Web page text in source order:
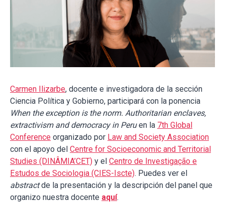
Carmen Ilizarbe, docente e investigadora de la sección
Ciencia Política y Gobierno, participará con la ponencia
When the exception is the norm. Authoritarian enclaves,
extractivism and democracy in Peruen la 7th Global
Conference organizado por Law and Society Association
con el apoyo del Centre for Socioeconomic and Territorial
Studies (DINÂMIA’CET) y el Centro de Investigação e
Estudos de Sociologia (CIES-Iscte). Puedes ver el
abstractde la presentación y la descripción del panel que
organizo nuestra docente aquí.